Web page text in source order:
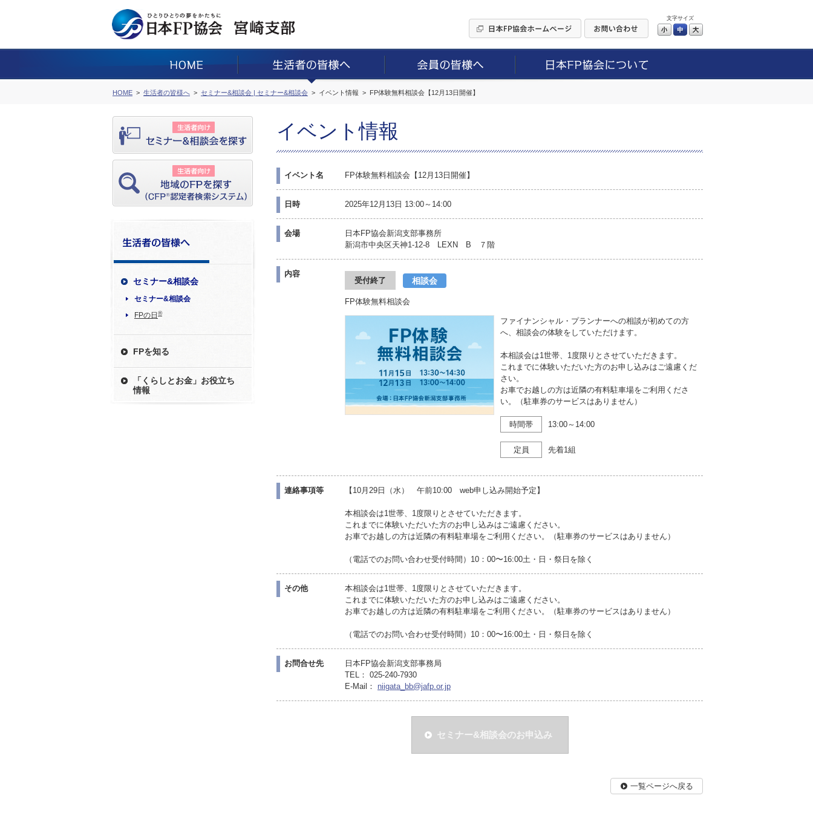
文字サイズ
小 中
HOME 生活者の皆様へ セミナー&相談会 | セミナー&相談会 イベント情報 FP体験無料相談会【12月13日開催】
セミナー&相談会
セミナー&相談会
FPの日 ®
FPを知る
「くらしとお金」お役立ち
情報
イベント情報
イベント名 FP体験無料相談会【12月13日開催】
日時 2025年12月13日 13:00～14:00
会場
日本FP協会新潟支部事務所
新潟市中央区天神1-12-8 LEXN B ７階
内容
受付終了 相談会
FP体験無料相談会
ファイナンシャル・プランナーへの相談が初めての方
へ、相談会の体験をしていただけます。
本相談会は1世帯、1度限りとさせていただきます。
これまでに体験いただいた方のお申し込みはご遠慮くだ
さい。
お車でお越しの方は近隣の有料駐車場をご利用くださ
い。（駐車券のサービスはありません）
時間帯 13:00～14:00
定員 先着1組
連絡事項等 【10月29日（水） 午前10:00 web申し込み開始予定】
本相談会は1世帯、1度限りとさせていただきます。
これまでに体験いただいた方のお申し込みはご遠慮ください。
お車でお越しの方は近隣の有料駐車場をご利用ください。（駐車券のサービスはありません）
（電話でのお問い合わせ受付時間）10：00〜16:00土・日・祭日を除く
その他
本相談会は1世帯、1度限りとさせていただきます。
これまでに体験いただいた方のお申し込みはご遠慮ください。
お車でお越しの方は近隣の有料駐車場をご利用ください。（駐車券のサービスはありません）
（電話でのお問い合わせ受付時間）10：00〜16:00土・日・祭日を除く
お問合せ先
日本FP協会新潟支部事務局
TEL： 025-240-7930
E-Mail： niigata_bb@jafp.or.jp
セミナー&相談会のお申込み
一覧ページへ戻る